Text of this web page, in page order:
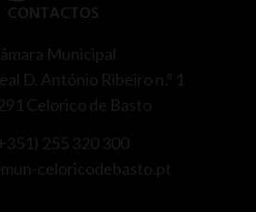
CONTACTOS
Municipal
D. António Ribeiro n.º 1
Celorico de Basto
255 320 300
celoricodebasto.pt